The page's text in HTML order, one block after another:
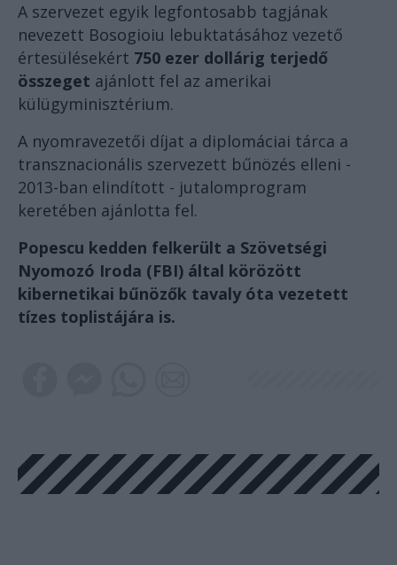
A szervezet egyik legfontosabb tagjának
nevezett Bosogioiu lebuktatásához vezető
értesülésekért 750 ezer dollárig terjedő
összeget ajánlott fel az amerikai
külügyminisztérium.
A nyomravezetői díjat a diplomáciai tárca a
transznacionális szervezett bűnözés elleni -
2013-ban elindított - jutalomprogram
keretében ajánlotta fel.
Popescu kedden felkerült a Szövetségi
Nyomozó Iroda (FBI) által körözött
kibernetikai bűnözők tavaly óta vezetett
tízes toplistájára is.